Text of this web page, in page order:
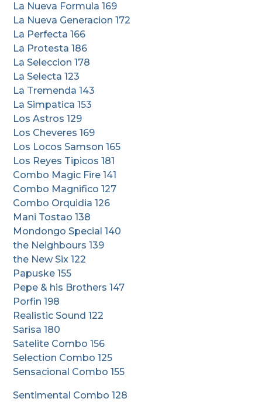
La Nueva Formula 169
La Nueva Generacion 172
La Perfecta 166
La Protesta 186
La Seleccion 178
La Selecta 123
La Tremenda 143
La Simpatica 153
Los Astros 129
Los Cheveres 169
Los Locos Samson 165
Los Reyes Tipicos 181
Combo Magic Fire 141
Combo Magnifico 127
Combo Orquidia 126
Mani Tostao 138
Mondongo Special 140
the Neighbours 139
the New Six 122
Papuske 155
Pepe & his Brothers 147
Porfin 198
Realistic Sound 122
Sarisa 180
Satelite Combo 156
Selection Combo 125
Sensacional Combo 155
Sentimental Combo 128